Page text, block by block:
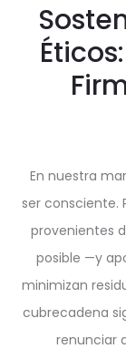
En nuestra
ser consciente.
provenientes
posible —y
minimizan
cubrecadena
renunciar